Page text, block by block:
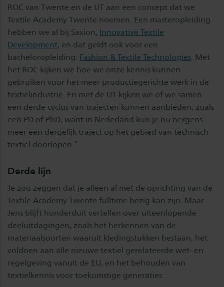
ROC van Twente en de UT aan een concept dat we
Textile Academy Twente noemen. Een masteropleiding
hebben we al bij Saxion, Innovative Textile
Development, en dat geldt ook voor een
bacheloropleiding: Fashion & Textile Technologies. Met
het ROC kijken we hoe we onze kennis kunnen
gebruiken voor het meer productiegerichte werk in de
textielindustrie. En met de UT kijken we of we samen
een derde cyclus van trajecten kunnen aanbieden, zoals
een PD of PhD, want in Nederland kun je nu nergens
meer een dergelijk traject op het gebied van technisch
textiel doorlopen.”
Derde lijn
Je zou zeggen dat je alleen al met de oprichting van de
Textile Academy Twente fulltime bezig kan zijn. Maar
Jens blijft honderduit vertellen over uiteenlopende
deeluitdagingen, zoals het herkennen van de
materiaalsoorten waaruit kledingstukken bestaan, het
voldoen aan alle nieuwe textiel gerelateerde wet- en
regelgeving vanuit de EU, en het behouden van
textielkennis voor toekomstige generaties.